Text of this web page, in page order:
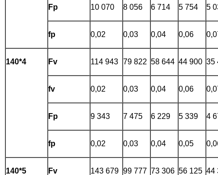
Fp 10 070 8 056 6 714 5 754 5
fp 0,02 0,03 0,04 0,06
140*4 Fv 114 943 79 822 58 644 44 900 35
fv 0,02 0,03 0,04 0,06
Fp 9 343 7 475 6 229 5 339 4
fp 0,02 0,03 0,04 0,05
140*5 Fv 143 679 99 777 73 306 56 125 44